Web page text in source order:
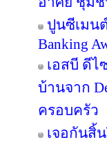
ปูนซีเมน
Banking
เอสบี ดี
บ้านจาก
ครอบครัว
เจอกันสิ้